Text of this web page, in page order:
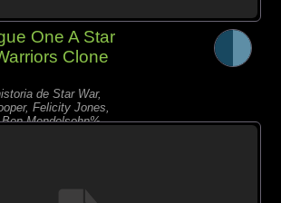
One A Star
Clone
de Star War,
Felicity Jones,
Mendelsohn%